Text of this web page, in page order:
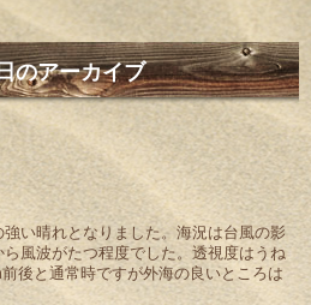
のアーカイブ
い晴れとなりました。海況は台風の影
風波がたつ程度でした。透視度はうね
後と通常時ですが外海の良いところは